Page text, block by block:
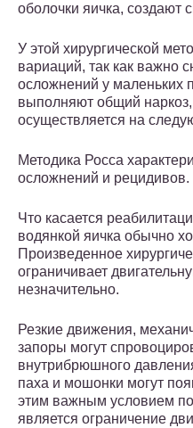
оболочки яичка, создают
У этой хирургической
вариаций, так как важно
осложнений у маленьких
выполняют общий
осуществляется на
Методика Росса
осложнений и рецидивов.
Что касается
водянкой яичка обычно
Произведенное
ограничивает
незначительно.
Резкие движения,
запоры могут
внутрибрюшного
паха и мошонки могут
этим важным условием
является ограничение